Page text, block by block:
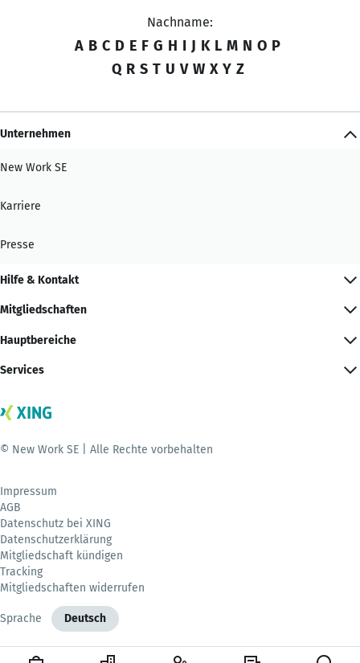
Nachname:
A B C D E F G H I J K L M N O P
Q R S T U V W X Y Z
Unternehmen
New Work SE
Karriere
Presse
Hilfe & Kontakt
Mitgliedschaften
Hauptbereiche
Services
© New Work SE | Alle Rechte vorbehalten
Impressum
AGB
Datenschutz bei XING
Datenschutzerklärung
Mitgliedschaft kündigen
Tracking
Mitgliedschaften widerrufen
Sprache Deutsch